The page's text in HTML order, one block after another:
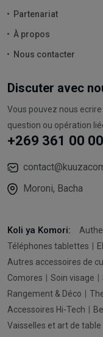
Partenariat
À propos
Nous contacter
Discuter avec
Vous pouvez nous
question ou opération
+269 361 00 00
Moroni, Bacha
Koli ya Komori:
Téléphones tablettes
Autres accessoires de
Comores
Soin visage
Rangement & Déco
Accessoires Hi-Tech
Vaisselles et art de table